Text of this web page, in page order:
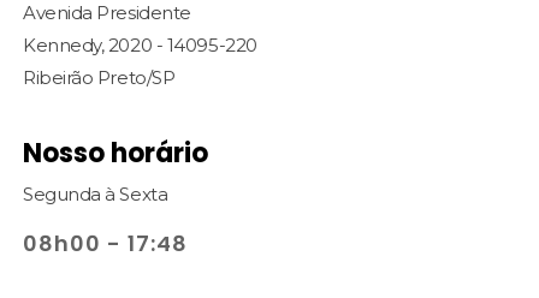
Avenida Presidente
Kennedy, 2020 - 14095-220
Ribeirão Preto/SP
Nosso horário
Segunda à Sexta
08h00 - 17:48